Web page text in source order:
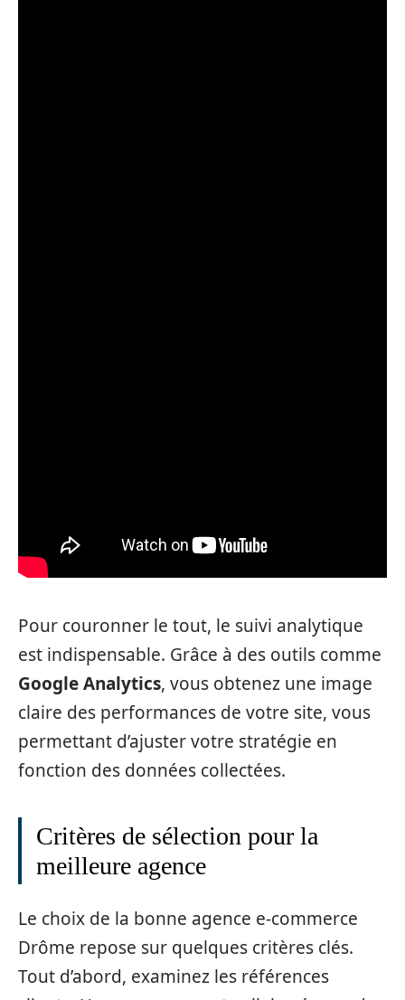
Pour couronner le tout, le suivi analytique
est indispensable. Grâce à des outils comme
Google Analytics, vous obtenez une image
claire des performances de votre site, vous
permettant d’ajuster votre stratégie en
fonction des données collectées.
Critères de sélection pour la
meilleure agence
Le choix de la bonne agence e-commerce
Drôme repose sur quelques critères clés.
Tout d’abord, examinez les références